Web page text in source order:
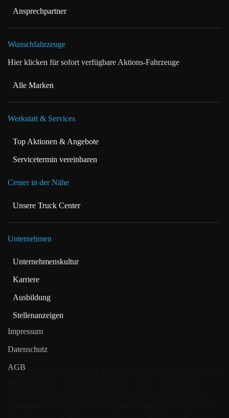
Ansprechpartner
Wunschfahrzeuge
Hier klicken für sofort verfügbare Aktions-Fahrzeuge
Alle Marken
Werkstatt & Services
Top Aktionen & Angebote
Servicetermin vereinbaren
Center in der Nähe
Unsere Truck Center
Unternehmen
Unternehmenskultur
Karriere
Ausbildung
Stellenanzeigen
Impressum